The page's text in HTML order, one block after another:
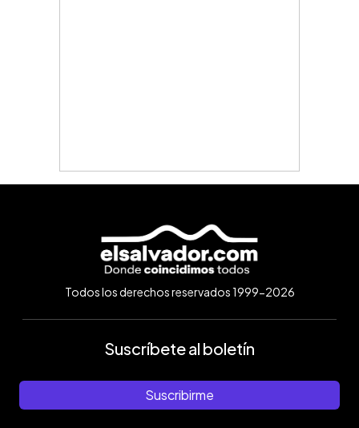
Todos los derechos reservados 1999-2026
Suscríbete al boletín
Suscribirme